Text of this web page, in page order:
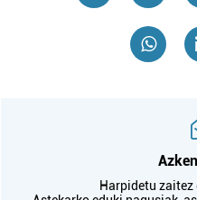
Harpidetu